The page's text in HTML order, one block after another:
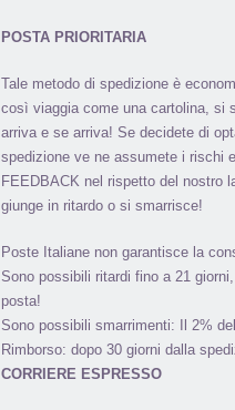
POSTA PRIORITARIA
Tale metodo di spedizione è
così viaggia come una cartolina, si
arriva e se arriva! Se decidete di
spedizione ve ne assumete i rischi
FEEDBACK nel rispetto del nostro
giunge in ritardo o si smarrisce!
Poste Italiane non garantisce la
Sono possibili ritardi fino a 21
posta!
Sono possibili smarrimenti: Il 2%
Rimborso: dopo 30 giorni dalla
CORRIERE ESPRESSO